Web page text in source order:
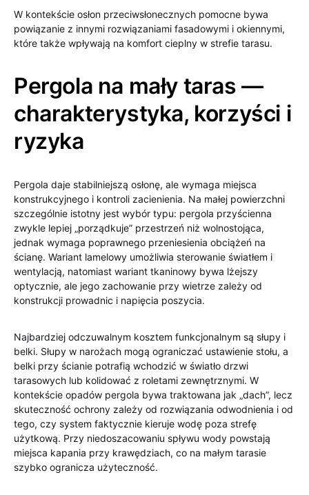
W kontekście osłon przeciwsłonecznych pomocne bywa
powiązanie z innymi rozwiązaniami fasadowymi i okiennymi,
które także wpływają na komfort cieplny w strefie tarasu.
Pergola na mały taras —
charakterystyka, korzyści i
ryzyka
Pergola daje stabilniejszą osłonę, ale wymaga miejsca
konstrukcyjnego i kontroli zacienienia. Na małej powierzchni
szczególnie istotny jest wybór typu: pergola przyścienna
zwykle lepiej „porządkuje” przestrzeń niż wolnostojąca,
jednak wymaga poprawnego przeniesienia obciążeń na
ścianę. Wariant lamelowy umożliwia sterowanie światłem i
wentylacją, natomiast wariant tkaninowy bywa lżejszy
optycznie, ale jego zachowanie przy wietrze zależy od
konstrukcji prowadnic i napięcia poszycia.
Najbardziej odczuwalnym kosztem funkcjonalnym są słupy i
belki. Słupy w narożach mogą ograniczać ustawienie stołu, a
belki przy ścianie potrafią wchodzić w światło drzwi
tarasowych lub kolidować z roletami zewnętrznymi. W
kontekście opadów pergola bywa traktowana jak „dach”, lecz
skuteczność ochrony zależy od rozwiązania odwodnienia i od
tego, czy system faktycznie kieruje wodę poza strefę
użytkową. Przy niedoszacowaniu spływu wody powstają
miejsca kapania przy krawędziach, co na małym tarasie
szybko ogranicza użyteczność.